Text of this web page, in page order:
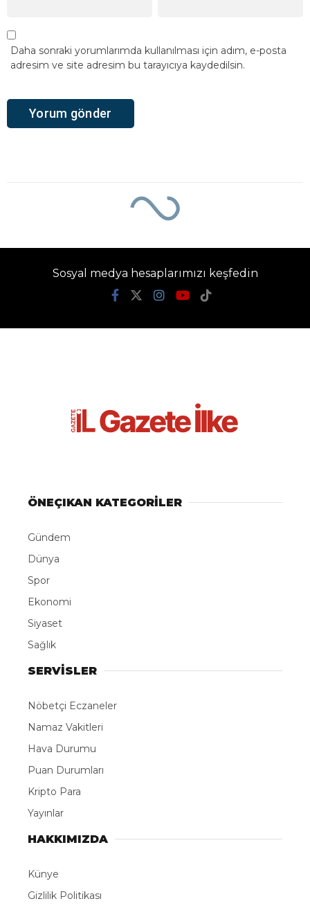
Daha sonraki yorumlarımda kullanılması için adım, e-posta
adresim ve site adresim bu tarayıcıya kaydedilsin.
OPUS 503, El
Salvador’dan
Marmaris’e müzik
köprüsü kuracak
Güncelleme: 10-08-2026 15:10
El Salvador’un dünyaca tanınan pop-lirik vokal
205. yıl dönümü kapsamında çıktığı “Palmiye ve
Çiçekler Diyarı El Salvador” adlı uluslararası turne
çerçevesinde Marmaris’te müzikseverlerle
buluşacak.
Marmaris Belediyesi, uluslararası kültür ve sanat
etkinliklerine ev sahipliği yapmayı sürdürüyor. Bu
kapsamda El Salvador Ankara Büyükelçiliği ile
vokal üçlüsü OPUS 503, Marmaris’te sahne alacak.
El Salvador Cumhuriyeti Hükümeti’nin desteğiyle